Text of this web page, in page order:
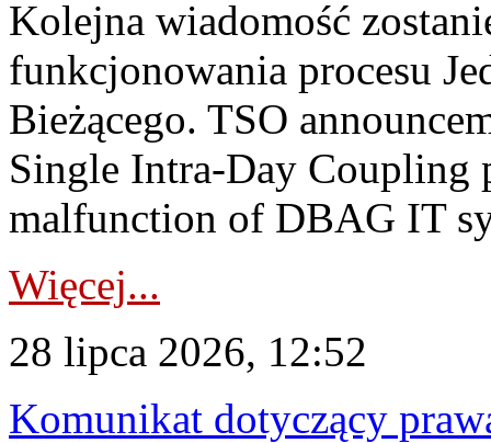
Kolejna wiadomość
funkcjonowania procesu
Bieżącego. TSO
Single Intra-Day Coupling
malfunction of DBAG IT
Więcej...
28 lipca 2026, 12:52
Komunikat dotyczący